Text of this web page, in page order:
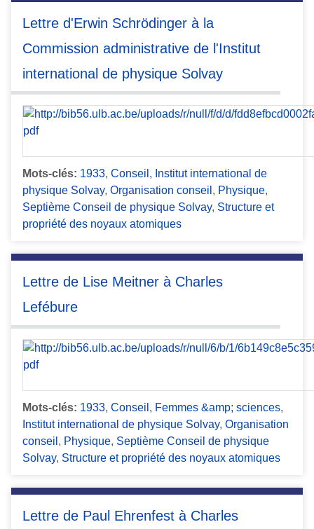
Lettre d'Erwin Schrödinger à la
Commission administrative de l'Institut
international de physique Solvay
Mots-clés: 1933, Conseil , Institut international de
physique Solvay, Organisation conseil , Physique,
Septième Conseil de physique Solvay, Structure et
propriété des noyaux atomiques
Lettre de Lise Meitner à Charles
Lefébure
Mots-clés: 1933, Conseil , Femmes &amp; sciences,
Institut international de physique Solvay, Organisation
conseil , Physique, Septième Conseil de physique
Solvay, Structure et propriété des noyaux atomiques
Lettre de Paul Ehrenfest à Charles